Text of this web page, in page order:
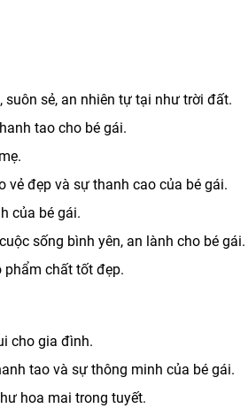
sẻ, an nhiên tự tại như trời đất.
tao cho bé gái.
vẻ đẹp và sự thanh cao của bé gái.
của bé gái.
sống bình yên, an lành cho bé gái.
phẩm chất tốt đẹp.
cho gia đình.
tao và sự thông minh của bé gái.
hoa mai trong tuyết.